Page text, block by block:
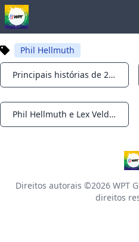
Phil Hellmuth
Notifications Principais histórias de 2023, nº 1: o mundo do pôquer perde seu padrinho, Doyle Brunson
Notifications Phil Hellmuth e Lex Veldhuis lideram a festa épica dos jogadores do PokerStars NAPT em Las Vegas
Direitos autorais ©2026WPT
direitos